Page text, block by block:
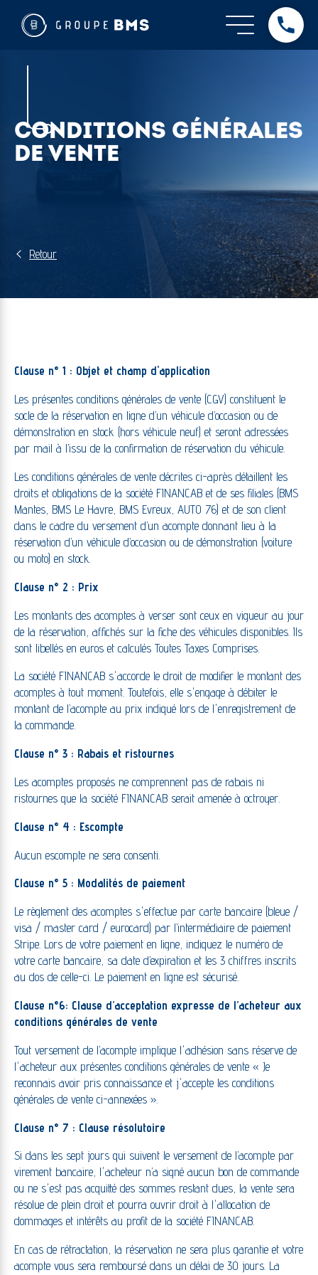
CONDITIONS GÉNÉRALES
DE VENTE
Retour
Clause n° 1 : Objet et champ d'application
Les présentes conditions générales de vente (CGV) constituent le
socle de la réservation en ligne d’un véhicule d’occasion ou de
démonstration en stock (hors véhicule neuf) et seront adressées
par mail à l’issu de la confirmation de réservation du véhicule.
Les conditions générales de vente décrites ci-après détaillent les
droits et obligations de la société FINANCAB et de ses filiales (BMS
Mantes, BMS Le Havre, BMS Evreux, AUTO 76) et de son client
dans le cadre du versement d’un acompte donnant lieu à la
réservation d’un véhicule d’occasion ou de démonstration (voiture
ou moto) en stock.
Clause n° 2 : Prix
Les montants des acomptes à verser sont ceux en vigueur au jour
de la réservation, affichés sur la fiche des véhicules disponibles. Ils
sont libellés en euros et calculés Toutes Taxes Comprises.
La société FINANCAB s'accorde le droit de modifier le montant des
acomptes à tout moment. Toutefois, elle s'engage à débiter le
montant de l’acompte au prix indiqué lors de l'enregistrement de
la commande.
Clause n° 3 : Rabais et ristournes
Les acomptes proposés ne comprennent pas de rabais ni
ristournes que la société FINANCAB serait amenée à octroyer.
Clause n° 4 : Escompte
Aucun escompte ne sera consenti.
Clause n° 5 : Modalités de paiement
Le règlement des acomptes s'effectue par carte bancaire (bleue /
visa / master card / eurocard) par l’intermédiaire de paiement
Stripe. Lors de votre paiement en ligne, indiquez le numéro de
votre carte bancaire, sa date d’expiration et les 3 chiffres inscrits
au dos de celle-ci. Le paiement en ligne est sécurisé.
Clause n°6: Clause d’acceptation expresse de l’acheteur aux
conditions générales de vente
Tout versement de l’acompte implique l'adhésion sans réserve de
l'acheteur aux présentes conditions générales de vente « Je
reconnais avoir pris connaissance et j'accepte les conditions
générales de vente ci-annexées ».
Clause n° 7 : Clause résolutoire
Si dans les sept jours qui suivent le versement de l’acompte par
virement bancaire, l'acheteur n’a signé aucun bon de commande
ou ne s'est pas acquitté des sommes restant dues, la vente sera
résolue de plein droit et pourra ouvrir droit à l'allocation de
dommages et intérêts au profit de la société FINANCAB.
En cas de rétractation, la réservation ne sera plus garantie et votre
acompte vous sera remboursé dans un délai de 30 jours. La